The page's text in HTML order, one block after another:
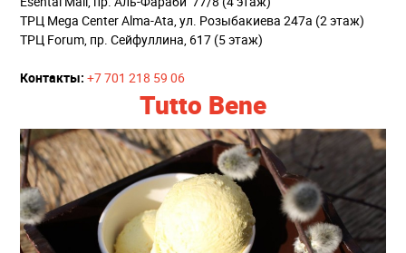
ТРЦ Mega Center Alma-Ata, ул. Розыбакиева 247а (2 этаж)
ТРЦ Forum, пр. Сейфуллина, 617 (5 этаж)
Контакты: +7 701 218 59 06
Tutto Bene